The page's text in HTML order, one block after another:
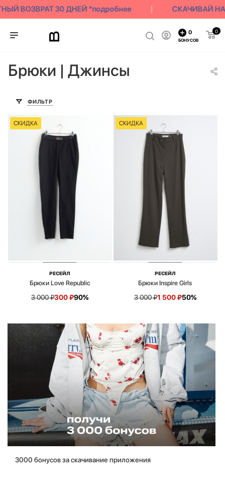
ВОЗВРАТ 30 ДНЕЙ *подробнее СКАЧИВАЙ
0
0
БОНУСОВ
Брюки | Джинсы
ФИЛЬТР
СКИДКА
РЕСЕЙЛ
Брюки Love Republic
3 000₽300₽90%
СКИДКА
РЕСЕЙЛ
Брюки Inspire Girls
3 000₽1 500₽50%
3000 бонусов за скачивание приложения